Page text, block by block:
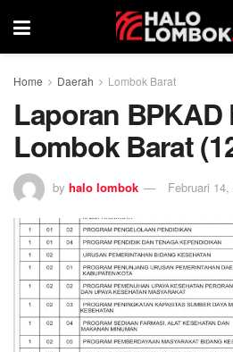
Home Daerah Lombok Barat
Laporan
Lombok Barat
by halo lombok Februari 14,